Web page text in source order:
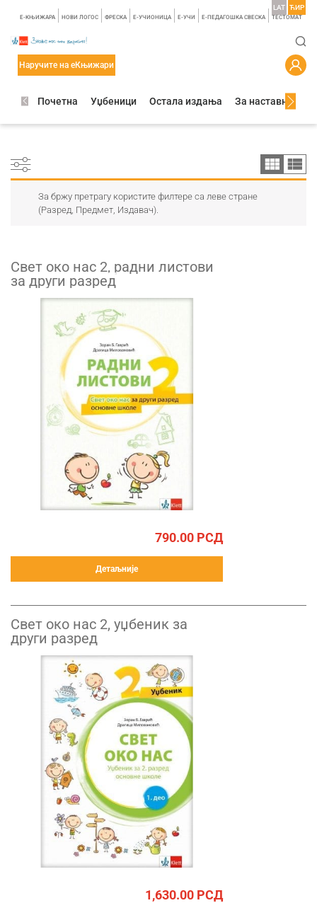
E-КЊИЖАРА НОВИ ЛОГОС ФРЕСКА E-УЧИОНИЦА E-УЧИ Е-ПЕДАГОШКА СВЕСКА TЕСТОМАТ
LAT ЋИР
Наручите на еКњижари
Почетна Уџбеници Остала издања За наставнике
За бржу претрагу користите филтере са леве стране
(Разред, Предмет, Издавач).
Свет око нас 2, радни листови
за други разред
790.00 РСД
Детаљније
Свет око нас 2, уџбеник за
други разред
1,630.00 РСД